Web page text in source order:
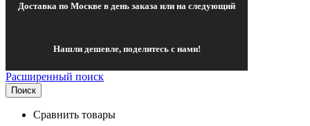
Доставка по Москве в день заказа или на следующий
Нашли дешевле, поделитесь с нами!
Расширенный поиск
Поиск
Сравнить товары